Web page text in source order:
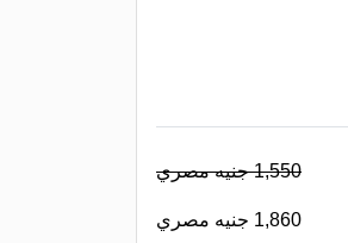
1,550 جنيه مصري
1,860 جنيه مصري